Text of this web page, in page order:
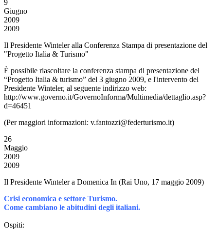
9
Giugno
2009
2009
Il Presidente Winteler alla Conferenza Stampa di presentazione del
"Progetto Italia & Turismo"
È possibile riascoltare la conferenza stampa di presentazione del
“Progetto Italia & turismo” del 3 giugno 2009, e l'intervento del
Presidente Winteler, al seguente indirizzo web:
http://www.governo.it/GovernoInforma/Multimedia/dettaglio.asp?
d=46451
(Per maggiori informazioni: v.fantozzi@federturismo.it)
26
Maggio
2009
2009
Il Presidente Winteler a Domenica In (Rai Uno, 17 maggio 2009)
Crisi economica e settore Turismo.
Come cambiano le abitudini degli italiani.
Ospiti: